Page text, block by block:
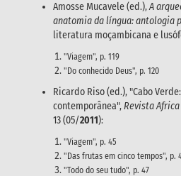
Amosse Mucavele (ed.),A
anatomia da língua: antologia
literatura moçambicana e
"Viagem", p. 119
"Do conhecido Deus", p. 120
Ricardo Riso (ed.), "Cabo
contemporânea",Revista
13 (05/2011):
"Viagem", p. 45
"Das frutas em cinco tempos", p.
"Todo do seu tudo", p. 47